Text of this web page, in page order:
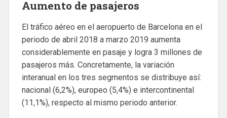
Aumento de pasajeros
El tráfico aéreo en el aeropuerto de Barcelona en el
periodo de abril 2018 a marzo 2019 aumenta
considerablemente en pasaje y logra 3 millones de
pasajeros más. Concretamente, la variación
interanual en los tres segmentos se distribuye así:
nacional (6,2%), europeo (5,4%) e intercontinental
(11,1%), respecto al mismo periodo anterior.